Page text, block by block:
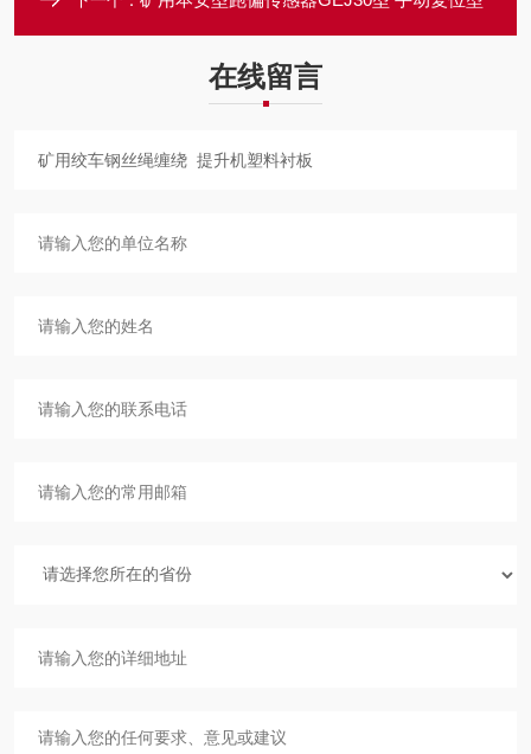
在线留言